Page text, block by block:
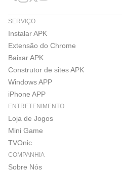
SERVIÇO
Instalar APK
Extensão do Chrome
Baixar APK
Construtor de sites APK
Windows APP
iPhone APP
ENTRETENIMENTO
Loja de Jogos
Mini Game
TVOnic
COMPANHIA
Sobre Nós